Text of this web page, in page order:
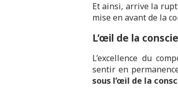
Et ainsi, arrive la
mise en avant de la
L’œil de la
L’excellence du
sentir en
sous l’œil de la